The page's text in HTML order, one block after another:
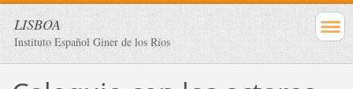
LISBOA
Instituto Español Giner de los Ríos